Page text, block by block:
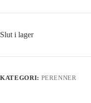
Slut i lager
KATEGORI: PERENNER